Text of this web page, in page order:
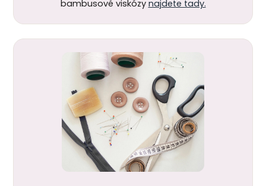
bambusové viskózy najdete tady.